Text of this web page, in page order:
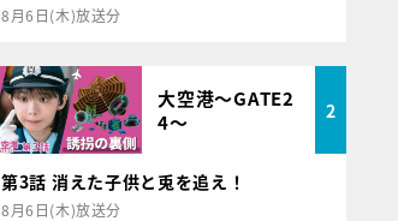
8月6日(木)放送分
大空港～GATE2
4～
2
第3話 消えた子供と兎を追え！
8月6日(木)放送分